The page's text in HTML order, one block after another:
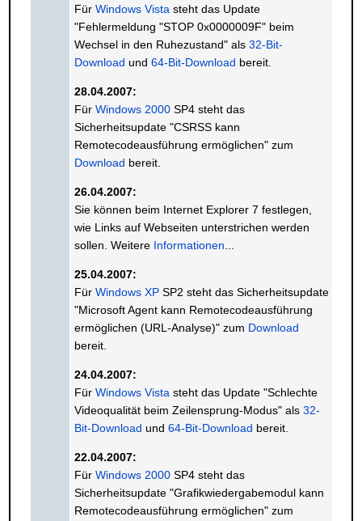
Für Windows Vista steht das Update
"Fehlermeldung "STOP 0x0000009F" beim
Wechsel in den Ruhezustand" als 32-Bit-
Download und 64-Bit-Download bereit.
28.04.2007:
Für Windows 2000SP4 steht das
Sicherheitsupdate "CSRSS kann
Remotecodeausführung ermöglichen" zum
Download bereit.
26.04.2007:
Sie können beim Internet Explorer 7 festlegen,
wie Links auf Webseiten unterstrichen werden
sollen. Weitere Informationen
25.04.2007:
Für Windows XPSP2 steht das Sicherheitsupdate
"Microsoft Agent kann Remotecodeausführung
ermöglichen (URL-Analyse)" zum Download
bereit.
24.04.2007:
Für Windows Vista steht das Update "Schlechte
Videoqualität beim Zeilensprung-Modus" als 32-
Bit-Download und 64-Bit-Download bereit.
22.04.2007:
Für Windows 2000SP4 steht das
Sicherheitsupdate "Grafikwiedergabemodul kann
Remotecodeausführung ermöglichen" zum